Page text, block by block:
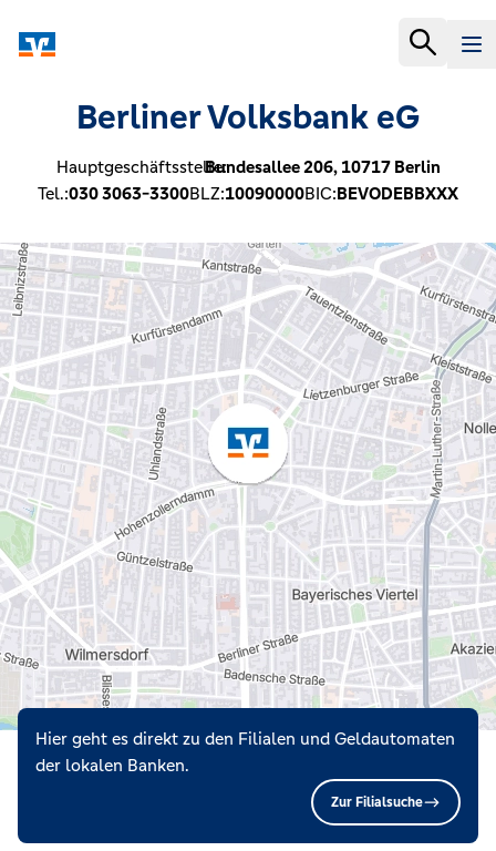
Berliner Volksbank eG
Hauptgeschäftsstelle:Bundesallee 206, 10717 Berlin
Tel.:030 3063-3300BLZ:10090000BIC:BEVODEBBXXX
Hier geht es direkt zu den Filialen und Geldautomaten
der lokalen Banken.
Zur Filialsuche